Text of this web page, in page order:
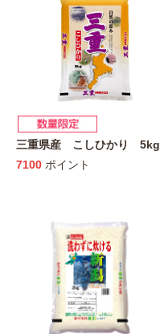
三重県産 こしひかり 5kg
7100 ポイント